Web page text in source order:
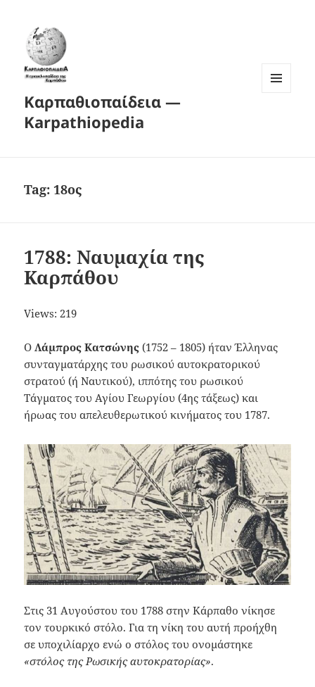
Καρπαθιοπαίδεια —
Karpathiopedia
Tag: 18ος
1788: Ναυμαχία της
Καρπάθου
Views: 219
ΟΛάμπρος Κατσώνης (1752 – 1805) ήταν Έλληνας
συνταγματάρχης του ρωσικού αυτοκρατορικού
στρατού (ή Ναυτικού), ιππότης του ρωσικού
Τάγματος του Αγίου Γεωργίου (4ης τάξεως) και
ήρωας του απελευθερωτικού κινήματος του 1787.
Στις 31 Αυγούστου του 1788 στην Κάρπαθο νίκησε
τον τουρκικό στόλο. Για τη νίκη του αυτή προήχθη
σε υποχιλίαρχο ενώ ο στόλος του ονομάστηκε
«στόλος της Ρωσικής αυτοκρατορίας».